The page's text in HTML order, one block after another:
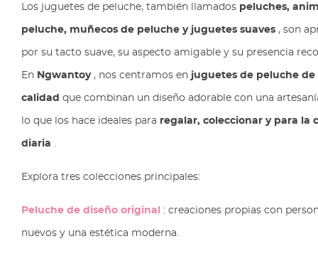
Los juguetes de peluche, también llamados peluches,
peluche, muñecos de peluche y juguetes suaves , son
por su tacto suave, su aspecto amigable y su presencia
En Ngwantoy, nos centramos en juguetes de peluche de
calidad que combinan un diseño adorable con una
lo que los hace ideales para regalar, coleccionar y para la
diaria .
Explora tres colecciones principales:
Peluche de diseño original : creaciones propias con
nuevos y una estética moderna.